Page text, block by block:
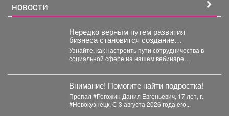
НОВОСТИ
Нередко верным путем развития
бизнеса становится создание
совместных проектов, работа в команде
и даже полномасштабные объединения.
Узнайте, как настроить пути сотрудничества в
социальной сфере на нашем вебинаре
решения...
Внимание! Помогите найти подростка!
Пропал #Рогожин Данил Евгеньевич, 17 лет, г.
#Новокузнецк. С 3 августа 2026 года его...